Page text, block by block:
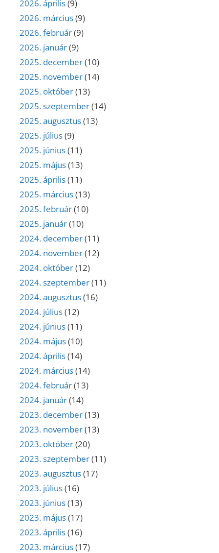
2026. április(9)
2026. március(9)
2026. február(9)
2026. január(9)
2025. december(10)
2025. november(14)
2025. október(13)
2025. szeptember(14)
2025. augusztus(13)
2025. július(9)
2025. június(11)
2025. május(13)
2025. április(11)
2025. március(13)
2025. február(10)
2025. január(10)
2024. december(11)
2024. november(12)
2024. október(12)
2024. szeptember(11)
2024. augusztus(16)
2024. július(12)
2024. június(11)
2024. május(10)
2024. április(14)
2024. március(14)
2024. február(13)
2024. január(14)
2023. december(13)
2023. november(13)
2023. október(20)
2023. szeptember(11)
2023. augusztus(17)
2023. július(16)
2023. június(13)
2023. május(17)
2023. április(16)
2023. március(17)